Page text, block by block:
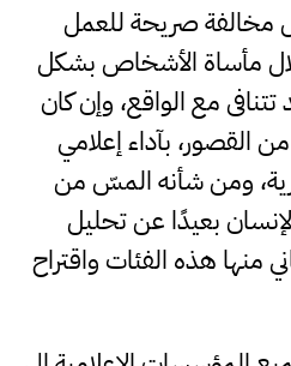
مخالفة صريحة للعمل
مأساة الأشخاص بشكل
مع الواقع، وإن كان
القصور، بآداء إعلامي
ومن شأنه المسّ من
بعيدًا عن تحليل
منها هذه الفئات واقتراح